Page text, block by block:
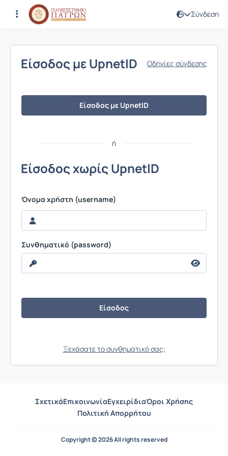
Σύνδεση
Σύνδεση
Είσοδος με UpnetID Οδηγίες σύνδεσης
Είσοδος με UpnetID
ή
Είσοδος χωρίς UpnetID
Όνομα χρήστη (username)
Συνθηματικό (password)
Ξεχάσατε το συνθηματικό σας;
ΣχετικάΕπικοινωνίαΕγχειρίδιαΌροι Χρήσης
Πολιτική Απορρήτου
Copyright © 2026 All rights reserved